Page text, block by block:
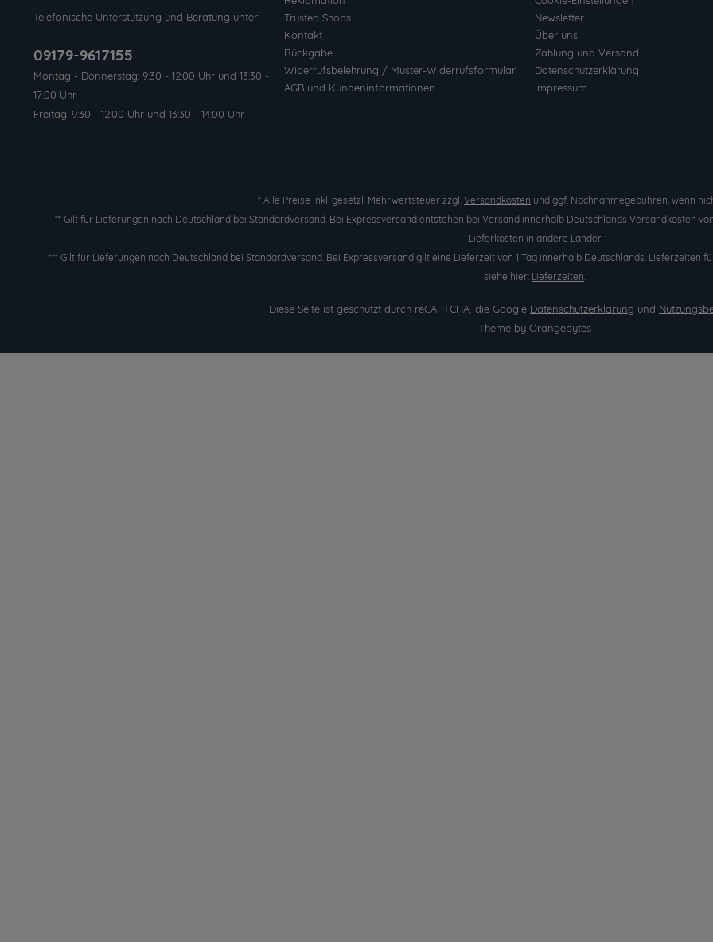
Telefonische Unterstützung und Beratung unter:
09179-9617155
Montag - Donnerstag: 9:30 - 12:00 Uhr und 13:30 -
17:00 Uhr
Freitag: 9:30 - 12:00 Uhr und 13:30 - 14:00 Uhr
Trusted Shops
Kontakt
Rückgabe
Widerrufsbelehrung / Muster-Widerrufsformular
AGB und Kundeninformationen
Newsletter
Über uns
Zahlung und Versand
Datenschutzerklärung
Impressum
* Alle Preise inkl. gesetzl. Mehrwertsteuer zzgl. Versandkosten und ggf. Nachnahmegebühren, wenn
** Gilt für Lieferungen nach Deutschland bei Standardversand. Bei Expressversand entstehen bei Versand innerhalb Deutschlands Versandkosten
Lieferkosten in andere Länder
*** Gilt für Lieferungen nach Deutschland bei Standardversand. Bei Expressversand gilt eine Lieferzeit von 1 Tag innerhalb Deutschlands.
siehe hier: Lieferzeiten.
Diese Seite ist geschützt durch reCAPTCHA, die Google Datenschutzerklärung und
Theme by Orangebytes